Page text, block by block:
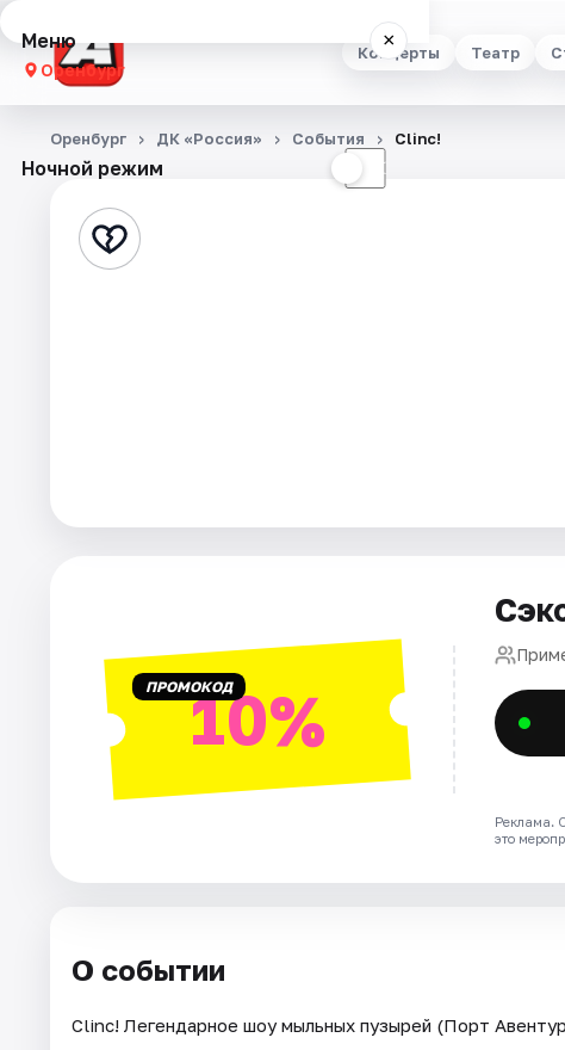
Концерты Театр
Меню ×
Оренбург
Концерты
Стендап
Площадки
Артисты
Рейтинги
Ночной режим ☾
Оренбург ДК «Россия» События Clinc!
ПРОМОКОД10%
Реклама.
это
О событии
Clinc! Легендарное шоу мыльных пузырей (Порт